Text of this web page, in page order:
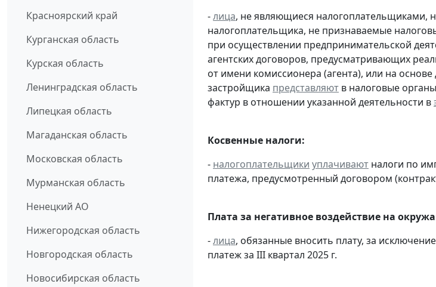
Красноярский край
Курганская область
Курская область
Ленинградская область
Липецкая область
Магаданская область
Московская область
Мурманская область
Ненецкий АО
Нижегородская область
Новгородская область
Новосибирская область
-лица, не являющиеся налогоплательщиками,
налогоплательщика, не признаваемые
при осуществлении предпринимательской
агентских договоров, предусматривающих
от имени комиссионера (агента), или на
застройщика представляют в налоговые
фактур в отношении указанной деятельности в
Косвенные налоги:
- налогоплательщики уплачивают налоги по
платежа, предусмотренный договором
Плата за негативное воздействие на
-лица, обязанные вносить плату, за
платеж за III квартал 2025 г.